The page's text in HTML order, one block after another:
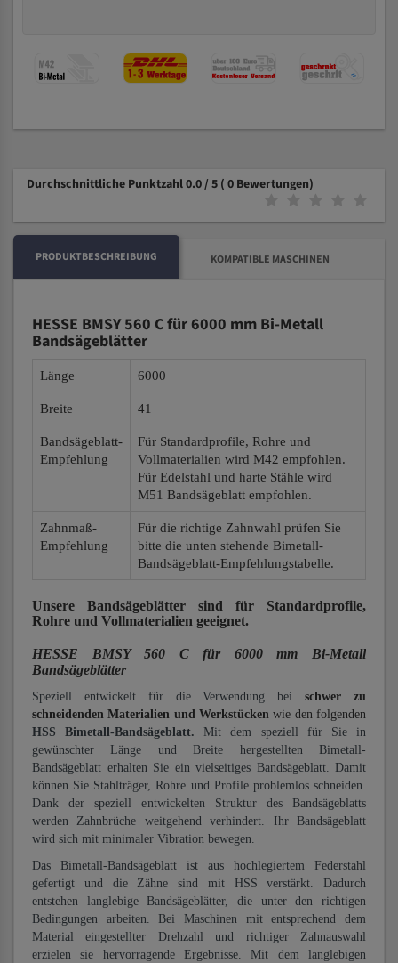
Durchschnittliche Punktzahl 0.0 / 5 ( 0 Bewertungen)
PRODUKTBESCHREIBUNG KOMPATIBLE MASCHINEN
HESSE BMSY 560 C für 6000 mm Bi-Metall
Bandsägeblätter
Länge 6000
Breite 41
Bandsägeblatt-
Empfehlung
Für Standardprofile, Rohre und
Vollmaterialien wird M42 empfohlen.
Für Edelstahl und harte Stähle wird
M51 Bandsägeblatt empfohlen.
Zahnmaß-
Empfehlung
Für die richtige Zahnwahl prüfen Sie
bitte die unten stehende Bimetall-
Bandsägeblatt-Empfehlungstabelle.
Unsere Bandsägeblätter sind für Standardprofile,
Rohre und Vollmaterialien geeignet.
HESSE BMSY 560 C für 6000 mm Bi-Metall
Bandsägeblätter
Speziell entwickelt für die Verwendung beischwer zu
schneidenden Materialien und Werkstücken wie den folgenden
HSS Bimetall-Bandsägeblatt. Mit dem speziell für Sie in
gewünschter Länge und Breite hergestellten Bimetall-
Bandsägeblatt erhalten Sie ein vielseitiges Bandsägeblatt. Damit
können Sie Stahlträger, Rohre und Profile problemlos schneiden.
Dank der speziell entwickelten Struktur des Bandsägeblatts
werden Zahnbrüche weitgehend verhindert. Ihr Bandsägeblatt
wird sich mit minimaler Vibration bewegen.
Das Bimetall-Bandsägeblatt ist aus hochlegiertem Federstahl
gefertigt und die Zähne sind mit HSS verstärkt. Dadurch
entstehen langlebige Bandsägeblätter, die unter den richtigen
Bedingungen arbeiten. Bei Maschinen mit entsprechend dem
Material eingestellter Drehzahl und richtiger Zahnauswahl
erzielen sie hervorragende Ergebnisse. Mit dem langlebigen